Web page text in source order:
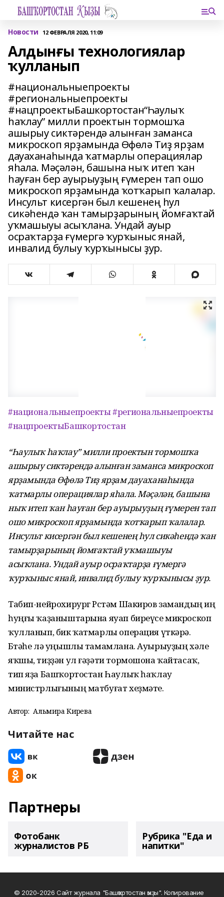
Новости 12 ФЕВРАЛЯ 2020, 11:09
Алдынғы технологиялар
ҡулланып
#национальныепроекты
#региональныепроекты
#нацпроектыБашкортостан“Һаулыҡ
һаҡлау” милли проектын тормошҡа
ашырыу сиктәрендә алынған заманса
микроскоп ярҙамында Өфөлә Тиҙ ярҙам
дауаханаһында ҡатмарлы операциялар
яһала. Мәҫәлән, башына ныҡ итеп ҡан
һауған бер ауырыуҙың ғүмерен тап ошо
микроскоп ярҙамында ҡотҡарып ҡалалар.
Инсульт кисергән был кешенең һул
сикәһендә ҡан тамырҙарының йомғаҡтай
уҡмашыуы асыҡлана. Ундай ауыр
осраҡтарҙа ғүмергә ҡурҡыныс янай,
инвалид булыу ҡурҡынысы ҙур.
#национальныепроекты#региональныепроекты
#нацпроектыБашкортостан
“Һаулыҡ һаҡлау” милли проектын тормошҡа
ашырыу сиктәрендә алынған заманса микроскоп
ярҙамында Өфөлә Тиҙ ярҙам дауаханаһында
ҡатмарлы операциялар яһала. Мәҫәлән, башына
ныҡ итеп ҡан һауған бер ауырыуҙың ғүмерен тап
ошо микроскоп ярҙамында ҡотҡарып ҡалалар.
Инсульт кисергән был кешенең һул сикәһендә ҡан
тамырҙарының йомғаҡтай уҡмашыуы
асыҡлана. Ундай ауыр осраҡтарҙа ғүмергә
ҡурҡыныс янай, инвалид булыу ҡурҡынысы ҙур.
Табип-нейрохирург Рөстәм Шакиров замандың иң
һуңғы ҡаҙаныштарына яуап биреүсе микроскоп
ҡулланып, бик ҡатмарлы операция үткәрә.
Бөтәһе лә уңышлы тамамлана. Ауырыуҙың хәле
яҡшы, тиҙҙән ул ғәҙәти тормошона ҡайтасаҡ,
тип яҙа Башҡортостан Һаулыҡ һаҡлау
министрлығының матбуғат хеҙмәте.
Автор: Альмира Кирәева
Читайте нас
Партнеры
Фотобанк
журналистов РБ
Рубрика "Еда и
напитки"
© 2020-2026 Сайт журнала "Башҡортостан ҡыҙы". Копирование